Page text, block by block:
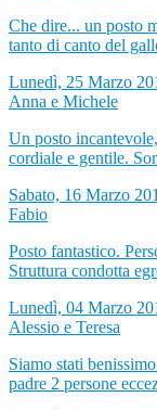
Che dire... un posto
tanto di canto del
Lunedì, 25 Marzo
Anna e Michele
Un posto
cordiale e gentile.
Sabato, 16 Marzo
Fabio
Posto fantastico.
Struttura condotta
Lunedì, 04 Marzo
Alessio e Teresa
Siamo stati
padre 2 persone